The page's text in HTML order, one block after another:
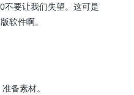
不要让我们失望。这可是
软件啊。
备素材。